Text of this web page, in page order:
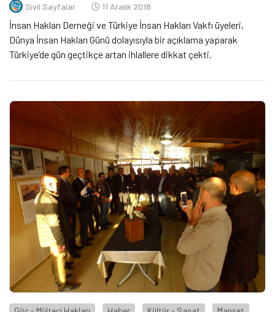
Sivil Sayfalar 11 Aralık 2018
İnsan Hakları Derneği ve Türkiye İnsan Hakları Vakfı üyeleri,
Dünya İnsan Hakları Günü dolayısıyla bir açıklama yaparak
Türkiye’de gün geçtikçe artan ihlallere dikkat çekti.